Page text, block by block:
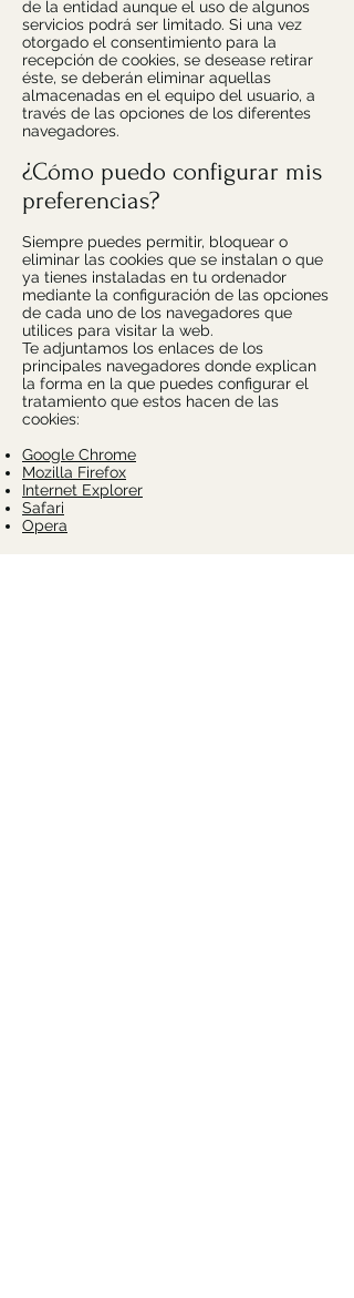
de la entidad aunque el uso de algunos
servicios podrá ser limitado. Si una vez
otorgado el consentimiento para la
recepción de cookies, se desease retirar
éste, se deberán eliminar aquellas
almacenadas en el equipo del usuario, a
través de las opciones de los diferentes
navegadores.
¿Cómo puedo configurar mis
preferencias?
Siempre puedes permitir, bloquear o
eliminar las cookies que se instalan o que
ya tienes instaladas en tu ordenador
mediante la configuración de las opciones
de cada uno de los navegadores que
utilices para visitar la web.
Te adjuntamos los enlaces de los
principales navegadores donde explican
la forma en la que puedes configurar el
tratamiento que estos hacen de las
cookies:
Google Chrome
Mozilla Firefox
Internet Explorer
Safari
Opera